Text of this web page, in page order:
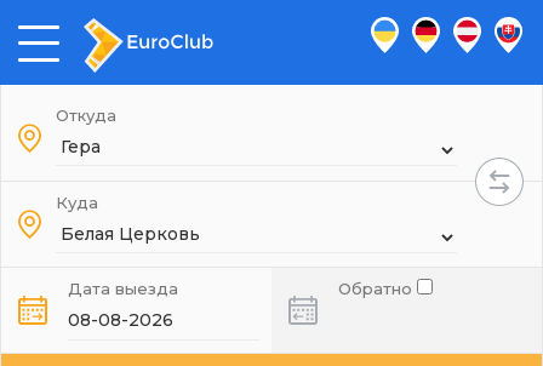
Откуда
Куда
Дата выезда Обратно